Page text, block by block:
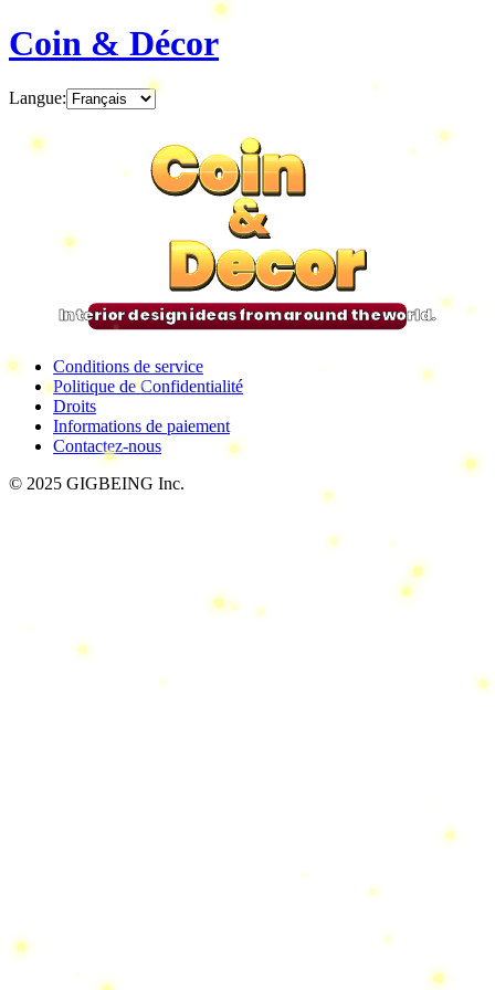
Coin & Décor
Langue:
Coin
&
Decor
Coin
&
Decor
Coin
&
Decor
Coin
&
Decor
Interior design ideas from around the world.
Conditions de service
Politique de Confidentialité
Droits
Informations de paiement
Contactez-nous
© 2025 GIGBEING Inc.